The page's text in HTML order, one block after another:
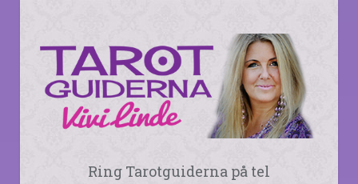
Ring Tarotguiderna på tel